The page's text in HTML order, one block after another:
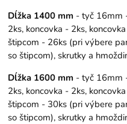
Dĺžka 1400 mm - tyč 16mm
2ks, koncovka - 2ks,
štipcom - 26ks (pri výbere
so štipcom), skrutky a
Dĺžka 1600 mm - tyč 16mm
2ks, koncovka - 2ks,
štipcom - 30ks (pri výbere
so štipcom), skrutky a